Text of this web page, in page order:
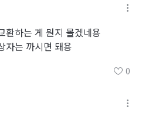
환하는 게 뭔지 몰겠네용
자는 까시면 돼용
0